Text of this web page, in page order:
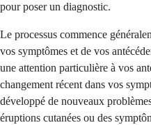
pour poser un diagnostic.
Le processus commence
vos symptômes et de vos
une attention particulière à vos
changement récent dans vos
développé de nouveaux
éruptions cutanées ou des